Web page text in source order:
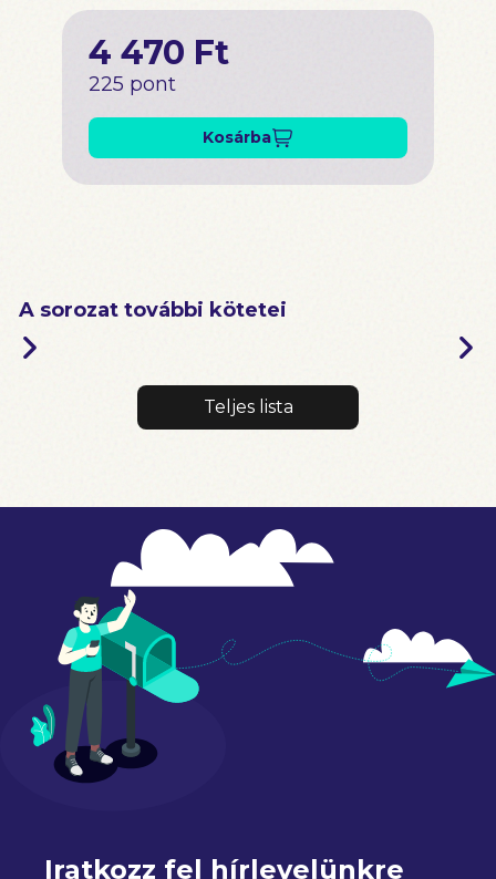
4 470 Ft
225 pont
Kosárba
A sorozat további kötetei
Teljes lista
Iratkozz fel hírlevelünkre